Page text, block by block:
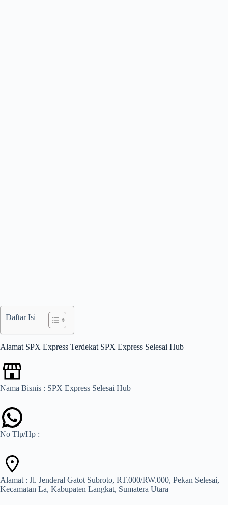
Daftar Isi
Alamat SPX Express Terdekat SPX Express Selesai Hub
Nama Bisnis : SPX Express Selesai Hub
No Tlp/Hp :
Alamat : Jl. Jenderal Gatot Subroto, RT.000/RW.000, Pekan Selesai,
Kecamatan La, Kabupaten Langkat, Sumatera Utara